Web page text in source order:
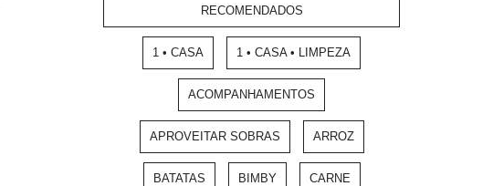
RECOMENDADOS
1 • CASA 1 • CASA • LIMPEZA
ACOMPANHAMENTOS
APROVEITAR SOBRAS ARROZ
BATATAS BIMBY CARNE